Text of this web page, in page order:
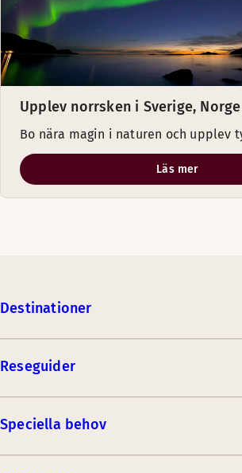
Upplev norrsken i Sverige,
Bo nära magin i naturen och upplev
Läs mer
Destinationer
Reseguider
Speciella behov